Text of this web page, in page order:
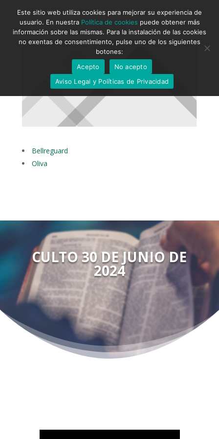
Bellreguard
Oliva
CULTO 30 DE JUNIO DE
2024
Este sitio web utiliza cookies para mejorar su experiencia de
usuario. En nuestra Política de cookies puede obtener más
información sobre las mismas. Para la instalación de las cookies
no exentas de consentimiento, pulse uno de los siguientes
botones:
Acepto
No acepto
Aviso Legal y Políticas de Privacidad